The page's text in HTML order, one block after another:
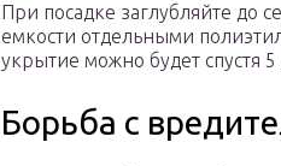
При посадке заглубляйте до
емкости отдельными
укрытие можно будет спустя
Борьба с